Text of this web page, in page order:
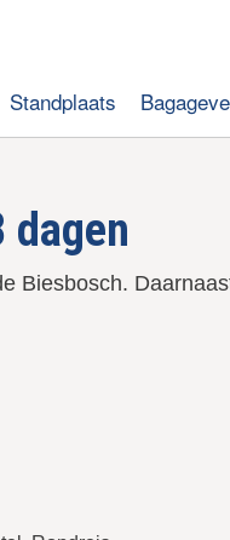
Standplaats
dagen
Biesbosch.